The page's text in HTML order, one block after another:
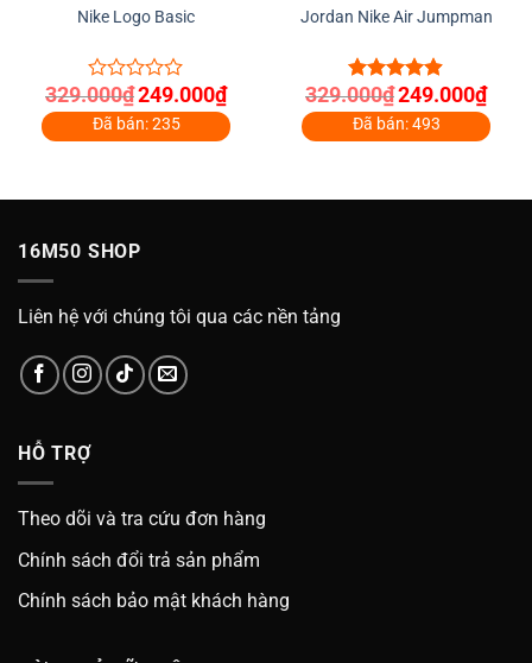
Nike Logo Basic
0
out
of
329.000₫Giá
gốc
là:
329.000₫.
249.000₫Giá
hiện
tại
là:
Đã bán: 235
Jordan Nike Air Jumpman
4.86out of
5
329.000₫Giá
gốc
là:
329.000₫.
249.000₫Giá
hiện
tại
là:
Đã bán: 493
16M50 SHOP
Liên hệ với chúng tôi qua các nền tảng
HỖ TRỢ
Theo dõi và tra cứu đơn hàng
Chính sách đổi trả sản phẩm
Chính sách bảo mật khách hàng